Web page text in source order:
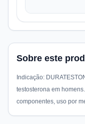
Sobre este
Indicação:
testosterona em
componentes, uso por